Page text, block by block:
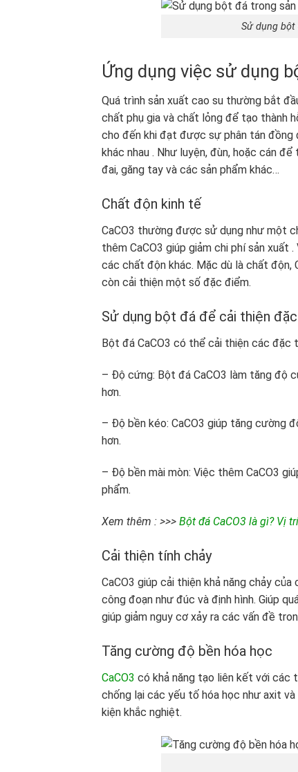
Sử dụng bột
Ứng dụng việc sử dụng
Quá trình sản xuất cao su thường bắt
chất phụ gia và chất lỏng để tạo thành
cho đến khi đạt được sự phân tán đồng
khác nhau . Như luyện, đùn, hoặc cán
đai, găng tay và các sản phẩm khác…
Chất độn kinh tế
CaCO3 thường được sử dụng như một
thêm CaCO3 giúp giảm chi phí sản xuất .
các chất độn khác. Mặc dù là chất độn,
còn cải thiện một số đặc điểm.
Sử dụng bột đá để cải thiện
Bột đá CaCO3 có thể cải thiện các đặc
– Độ cứng: Bột đá CaCO3 làm tăng độ
hơn.
– Độ bền kéo: CaCO3 giúp tăng cường
hơn.
– Độ bền mài mòn: Việc thêm CaCO3
phẩm.
Xem thêm : >>> Bột đá CaCO3 là gì? Vị
Cải thiện tính chảy
CaCO3 giúp cải thiện khả năng chảy
công đoạn như đúc và định hình. Giúp
giúp giảm nguy cơ xảy ra các vấn đề
Tăng cường độ bền hóa học
CaCO3 có khả năng tạo liên kết với các
chống lại các yếu tố hóa học như axit
kiện khắc nghiệt.